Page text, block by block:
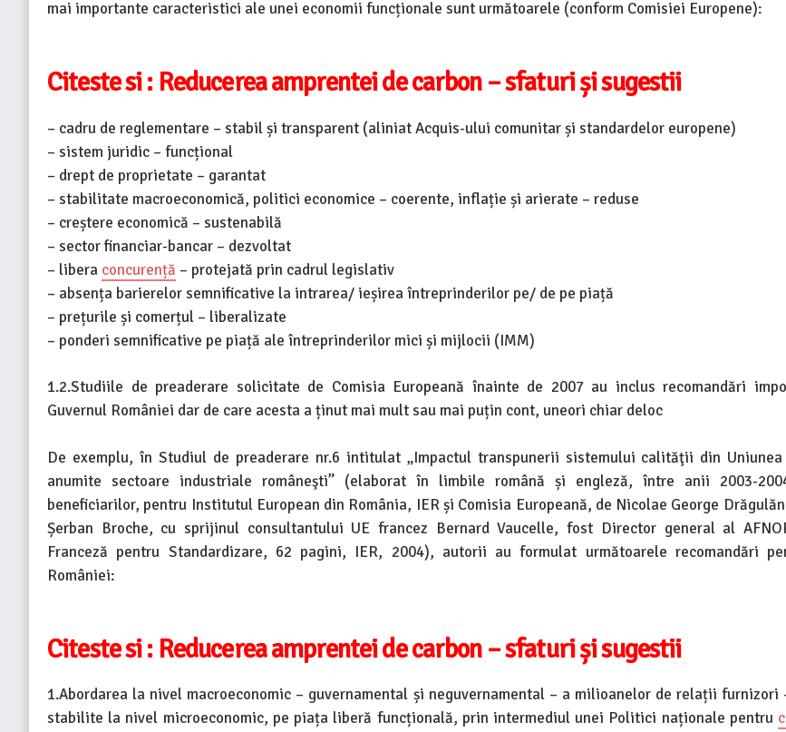
mai importante caracteristici ale unei economii funcționale sunt următoarele (conform Comisiei Europene):
Citeste si : Reducerea amprentei de carbon – sfaturi și sugestii
– cadru de reglementare – stabil și transparent (aliniat Acquis-ului comunitar și standardelor europene)
– sistem juridic – funcțional
– drept de proprietate – garantat
– stabilitate macroeconomică, politici economice – coerente, inflație și arierate – reduse
– creștere economică – sustenabilă
– sector financiar-bancar – dezvoltat
– libera concurență – protejată prin cadrul legislativ
– absența barierelor semnificative la intrarea/ ieșirea întreprinderilor pe/ de pe piață
– prețurile și comerțul – liberalizate
– ponderi semnificative pe piață ale întreprinderilor mici și mijlocii (IMM)
1.2.Studiile de preaderare solicitate de Comisia Europeană înainte de 2007 au inclus recomandări
Guvernul României dar de care acesta a ținut mai mult sau mai puțin cont, uneori chiar deloc
De exemplu, în Studiul de preaderare nr.6 intitulat „Impactul transpunerii sistemului calităţii din Uniunea
anumite sectoare industriale româneşti” (elaborat în limbile română și engleză, între anii 2003-
beneficiarilor, pentru Institutul European din România, IER și Comisia Europeană, de Nicolae George
Șerban Broche, cu sprijinul consultantului UE francez Bernard Vaucelle, fost Director general al
Franceză pentru Standardizare, 62 pagini, IER, 2004), autorii au formulat următoarele recomandări
României:
Citeste si : Reducerea amprentei de carbon – sfaturi și sugestii
1.Abordarea la nivel macroeconomic – guvernamental și neguvernamental – a milioanelor de relații furnizori
stabilite la nivel microeconomic, pe piața liberă funcțională, prin intermediul unei Politici naționale pentru